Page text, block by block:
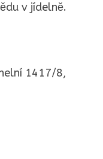
v jídelně.
1417/8,